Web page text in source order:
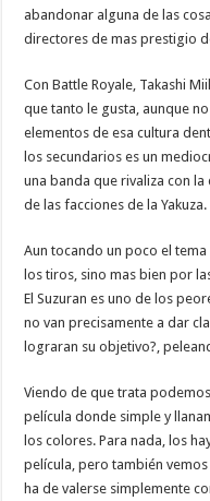
abandonar alguna de las
directores de mas prestigio
Con Battle Royale, Takashi
que tanto le gusta, aunque
elementos de esa cultura
los secundarios es un
una banda que rivaliza con
de las facciones de la Yakuza.
Aun tocando un poco el
los tiros, sino mas bien por
El Suzuran es uno de los
no van precisamente a dar
lograran su objetivo?,
Viendo de que trata
película donde simple y
los colores. Para nada, los
película, pero también
ha de valerse simplemente